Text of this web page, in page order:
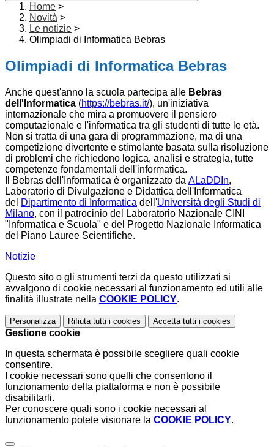
Home >
Novità >
Le notizie >
Olimpiadi di Informatica Bebras
Olimpiadi di Informatica Bebras
Anche quest'anno la scuola partecipa alle Bebras
dell'Informatica (https://bebras.it/), un'iniziativa
internazionale che mira a promuovere il pensiero
computazionale e l'informatica tra gli studenti di tutte le età.
Non si tratta di una gara di programmazione, ma di una
competizione divertente e stimolante basata sulla risoluzione
di problemi che richiedono logica, analisi e strategia, tutte
competenze fondamentali dell'informatica.
Il Bebras dell'Informatica è organizzato da ALaDDIn,
Laboratorio di Divulgazione e Didattica dell'Informatica
del Dipartimento di Informatica dell'Università degli Studi di
Milano, con il patrocinio del Laboratorio Nazionale CINI
"Informatica e Scuola" e del Progetto Nazionale Informatica
del Piano Lauree Scientifiche.
Notizie
Questo sito o gli strumenti terzi da questo utilizzati si
avvalgono di cookie necessari al funzionamento ed utili alle
finalità illustrate nella COOKIE POLICY.
Personalizza Rifiuta tutti i cookies Accetta tutti i cookies
Gestione cookie
In questa schermata è possibile scegliere quali cookie
consentire.
I cookie necessari sono quelli che consentono il
funzionamento della piattaforma e non è possibile
disabilitarli.
Per conoscere quali sono i cookie necessari al
funzionamento potete visionare la COOKIE POLICY.